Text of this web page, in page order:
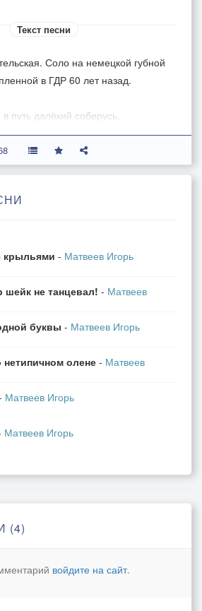
Текст песни
Соло на немецкой губной
в ГДР 60 лет назад.
путь далёкий соберусь,
скоро не вернусь.
вершин заснеженных,
пустынь безбрежных.
ветром - кто быстрей?
мною, где б я только не был.
укажут верный путь,
доберусь я как-нибудь.
- и скорее с ним
крыльями - Матвеев Игорь
не танцевал! - Матвеев
буквы - Матвеев Игорь
нетипичном олене - Матвеев
Матвеев Игорь
Матвеев Игорь
(4)
войдите на сайт.